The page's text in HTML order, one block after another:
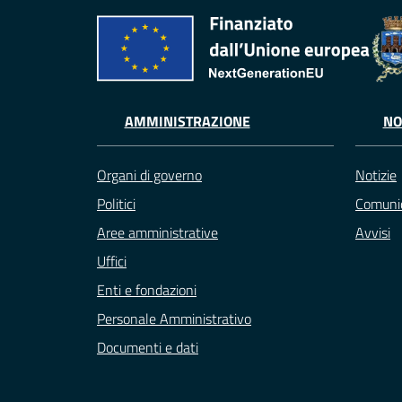
AMMINISTRAZIONE
Organi di governo
Politici
Aree amministrative
Uffici
Enti e fondazioni
Personale Amministrativo
Documenti e dati
Notizie
Avvisi